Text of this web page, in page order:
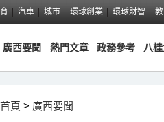
汽車 城市 環球創業 環球財智
廣西要聞 熱門文章 政務參考 八
首頁 > 廣西要聞